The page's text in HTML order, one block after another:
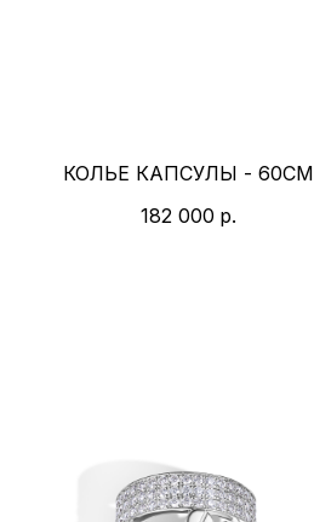
КОЛЬЕ КАПСУЛЫ - 60СМ
182 000 р.